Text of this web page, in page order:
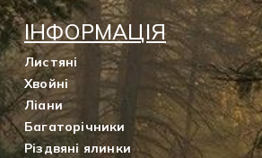
ІНФОРМАЦІЯ
Листяні
Хвойні
Ліани
Багаторічники
Різдвяні ялинки